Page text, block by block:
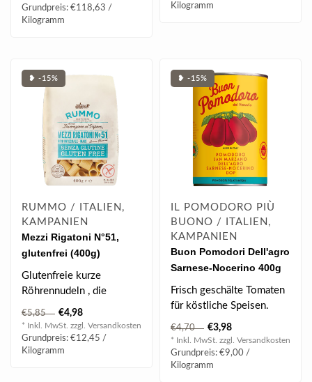
Grundpreis: €118,63 /
Kilogramm
Kilogramm
❥ -15%
RUMMO / ITALIEN,
KAMPANIEN
Mezzi Rigatoni N°51,
glutenfrei (400g)
Glutenfreie kurze
Röhrennudeln , die
perfekt zu stückigen
Sughi mit Gemüse, F..
€5,85 €4,98
* Inkl. MwSt. zzgl. Versandkosten
Grundpreis: €12,45 /
Kilogramm
❥ -15%
IL POMODORO PIÙ
BUONO / ITALIEN,
KAMPANIEN
Buon Pomodori Dell'agro
Sarnese-Nocerino 400g
Frisch geschälte Tomaten
für köstliche Speisen.
€4,70 €3,98
* Inkl. MwSt. zzgl. Versandkosten
Grundpreis: €9,00 /
Kilogramm